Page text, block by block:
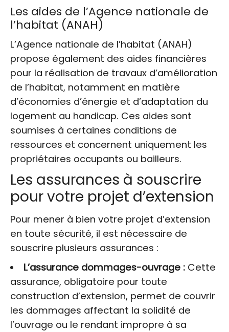
Les aides de l’Agence nationale de
l’habitat (ANAH)
L’Agence nationale de l’habitat (ANAH)
propose également des aides financières
pour la réalisation de travaux d’amélioration
de l’habitat, notamment en matière
d’économies d’énergie et d’adaptation du
logement au handicap. Ces aides sont
soumises à certaines conditions de
ressources et concernent uniquement les
propriétaires occupants ou bailleurs.
Les assurances à souscrire
pour votre projet d’extension
Pour mener à bien votre projet d’extension
en toute sécurité, il est nécessaire de
souscrire plusieurs assurances :
L’assurance dommages-ouvrage :Cette
assurance, obligatoire pour toute
construction d’extension, permet de couvrir
les dommages affectant la solidité de
l’ouvrage ou le rendant impropre à sa